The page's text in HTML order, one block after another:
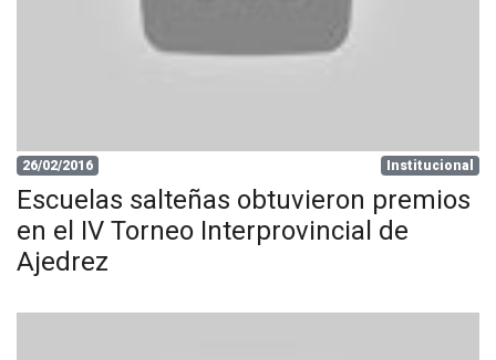
26/02/2016 Institucional
Escuelas salteñas obtuvieron premios
en el IV Torneo Interprovincial de
Ajedrez